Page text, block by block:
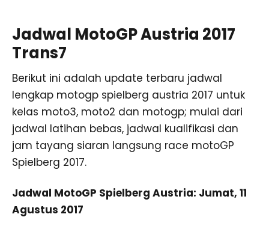
Jadwal MotoGP Austria 2017
Trans7
Berikut ini adalah update terbaru jadwal
lengkap motogp spielberg austria 2017 untuk
kelas moto3, moto2 dan motogp; mulai dari
jadwal latihan bebas, jadwal kualifikasi dan
jam tayang siaran langsung race motoGP
Spielberg 2017.
Jadwal MotoGP Spielberg Austria: Jumat, 11
Agustus 2017